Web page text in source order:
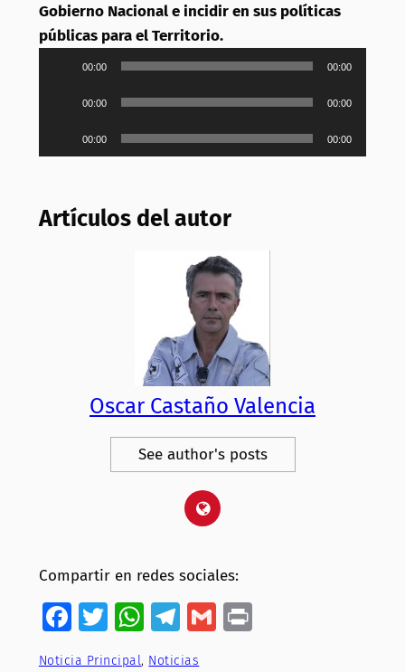
Gobierno Nacional e incidir en sus políticas
públicas para el Territorio.
Reproductor
00:00 00:00
Reproductor
00:00 00:00
Reproductor
de
00:00 00:00
Artículos del autor
Oscar Castaño Valencia
See author's posts
Compartir en redes sociales:
Facebook
Twitter
WhatsApp
Telegram
GmailPrint
Noticia Principal, Noticias